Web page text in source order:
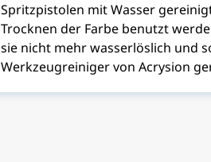
Spritzpistolen mit Wasser
Trocknen der Farbe benutzt
sie nicht mehr wasserlöslich und
Werkzeugreiniger von Acrysion